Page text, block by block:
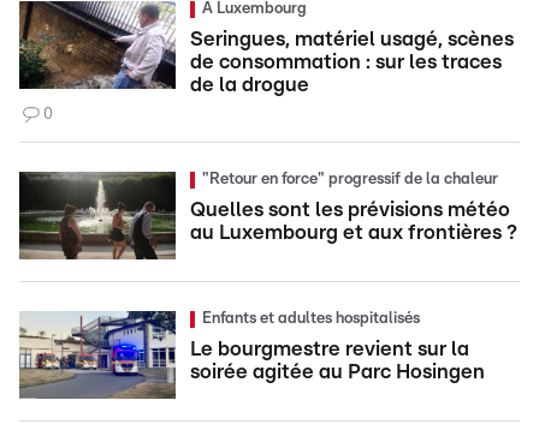
À Luxembourg
Seringues, matériel usagé, scènes
de consommation : sur les traces
de la drogue
0
"Retour en force" progressif de la chaleur
Quelles sont les prévisions météo
au Luxembourg et aux frontières ?
Enfants et adultes hospitalisés
Le bourgmestre revient sur la
soirée agitée au Parc Hosingen